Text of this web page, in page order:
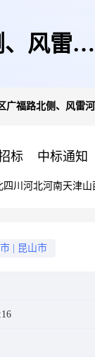
风雷河
广福路北侧、风雷
标 中标通知
四川 河北河南天津山
昆山市